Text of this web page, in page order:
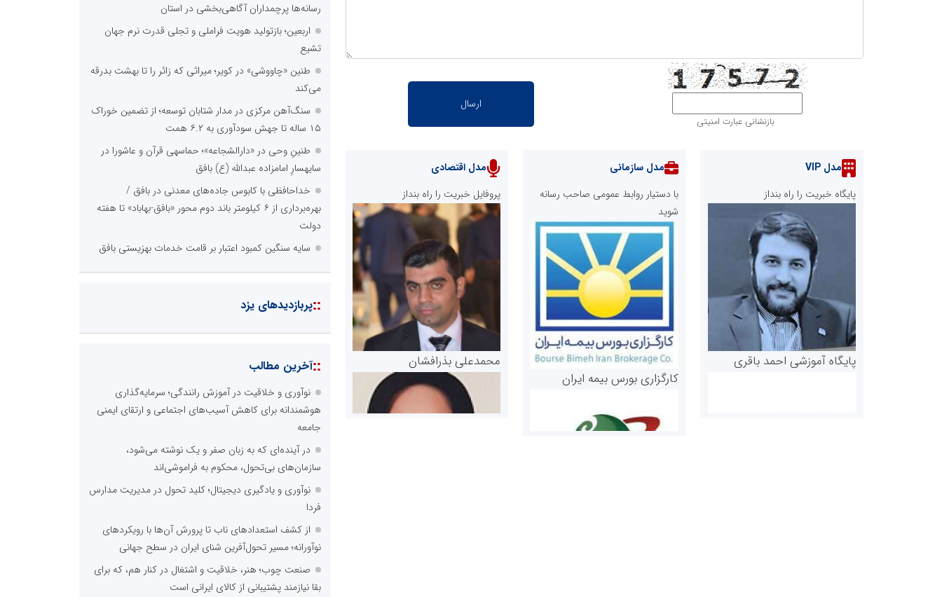
بازنشانی عبارت امنیتی
مدل VIP
پایگاه خبریت را راه بنداز
پایگاه آموزشی احمد باقری
مدل سازمانی
با دستیار روابط عمومی صاحب رسانه
شوید
کارگزاری بورس بیمه ایران
مدل اقتصادی
پروفایل خبریت را راه بنداز
محمدعلی بذرافشان
رسانه‌ها پرچمداران آگاهی‌بخشی در استان
اربعین؛ بازتولید هویت فراملی و تجلی قدرت نرم جهان
تشیع
طنین «چاووشی» در کویر؛ میراثی که زائر را تا بهشت بدرقه
می‌کند
سنگ‌آهن مرکزی در مدار شتابان توسعه؛ از تضمین خوراک
۱۵ ساله تا جهش سودآوری به ۶.۲ همت
طنینِ وحی در «دارالشجاعه»؛ حماسهی قرآن و عاشورا در
سایهسارِ امامزاده عبدالله (ع) بافق
خداحافظی با کابوس جاده‌های معدنی در بافق /
بهره‌برداری از ۶ کیلومتر باند دوم محور «بافق-بهاباد» تا هفته
دولت
سایه سنگین کمبود اعتبار بر قامت خدمات بهزیستی بافق
::پربازدیدهای یزد
::آخرین مطالب
نوآوری و خلاقیت در آموزش رانندگی؛ سرمایه‌گذاری
هوشمندانه برای کاهش آسیب‌های اجتماعی و ارتقای ایمنی
جامعه
در آینده‌ای که به زبان صفر و یک نوشته می‌شود،
سازمان‌های بی‌تحول، محکوم به فراموشی‌اند
نوآوری و یادگیری دیجیتال؛ کلید تحول در مدیریت مدارس
فردا
از کشف استعدادهای ناب تا پرورش آن‌ها با رویکردهای
نوآورانه؛ مسیر تحول‌آفرین شنای ایران در سطح جهانی
صنعت چوب؛ هنر، خلاقیت و اشتغال در کنار هم، که برای
بقا نیازمند پشتیبانی از کالای ایرانی است